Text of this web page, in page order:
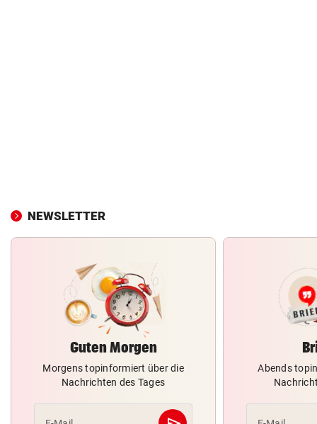
NEWSLETTER
Guten Morgen
Morgens topinformiert über die
Nachrichten des Tages
Abends